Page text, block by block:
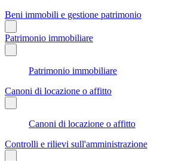
Beni immobili e gestione patrimonio
Patrimonio immobiliare
Patrimonio immobiliare
Canoni di locazione o affitto
Canoni di locazione o affitto
Controlli e rilievi sull'amministrazione